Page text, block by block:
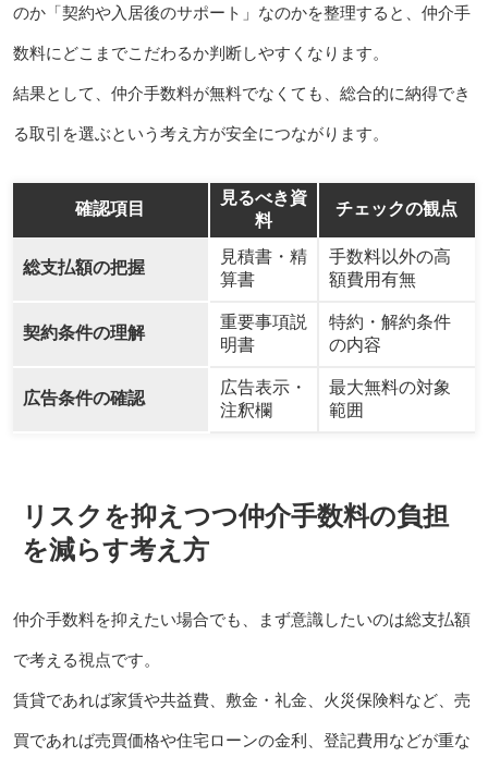
のか「契約や入居後のサポート」なのかを整理すると、仲介手
数料にどこまでこだわるか判断しやすくなります。
結果として、仲介手数料が無料でなくても、総合的に納得でき
る取引を選ぶという考え方が安全につながります。
確認項目
見るべき資
料
チェックの観点
総支払額の把握
見積書・精
算書
手数料以外の高
額費用有無
契約条件の理解
重要事項説
明書
特約・解約条件
の内容
広告条件の確認
広告表示・
注釈欄
最大無料の対象
範囲
リスクを抑えつつ仲介手数料の負担
を減らす考え方
仲介手数料を抑えたい場合でも、まず意識したいのは総支払額
で考える視点です。
賃貸であれば家賃や共益費、敷金・礼金、火災保険料など、売
買であれば売買価格や住宅ローンの金利、登記費用などが重な